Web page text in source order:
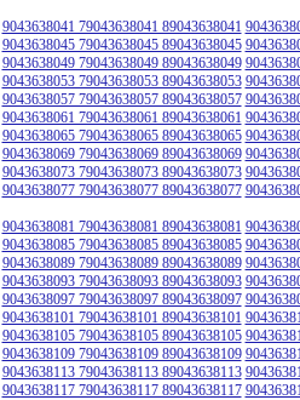
9043638041 79043638041 89043638041
9043638045 79043638045 89043638045
9043638049 79043638049 89043638049
9043638053 79043638053 89043638053
9043638057 79043638057 89043638057
9043638061 79043638061 89043638061
9043638065 79043638065 89043638065
9043638069 79043638069 89043638069
9043638073 79043638073 89043638073
9043638077 79043638077 89043638077
9043638081 79043638081 89043638081
9043638085 79043638085 89043638085
9043638089 79043638089 89043638089
9043638093 79043638093 89043638093
9043638097 79043638097 89043638097
9043638101 79043638101 89043638101
9043638105 79043638105 89043638105
9043638109 79043638109 89043638109
9043638113 79043638113 89043638113
9043638117 79043638117 89043638117